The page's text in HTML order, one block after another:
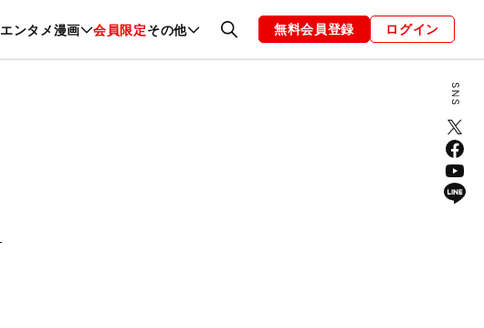
エンタメ漫画 会員限定その他
グルメ ファッション 恋愛・結婚 編集部 お知らせ
無料会員登録 ログイン